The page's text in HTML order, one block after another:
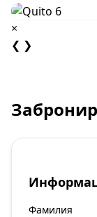
×
❮ ❯
Фамилия